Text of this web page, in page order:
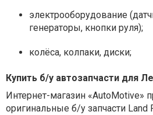
электрооборудование
генераторы, кнопки руля);
колёса, колпаки, диски;
Купить б/у автозапчасти для
Интернет-магазин «AutoMotive»
оригинальные б/у запчасти Land